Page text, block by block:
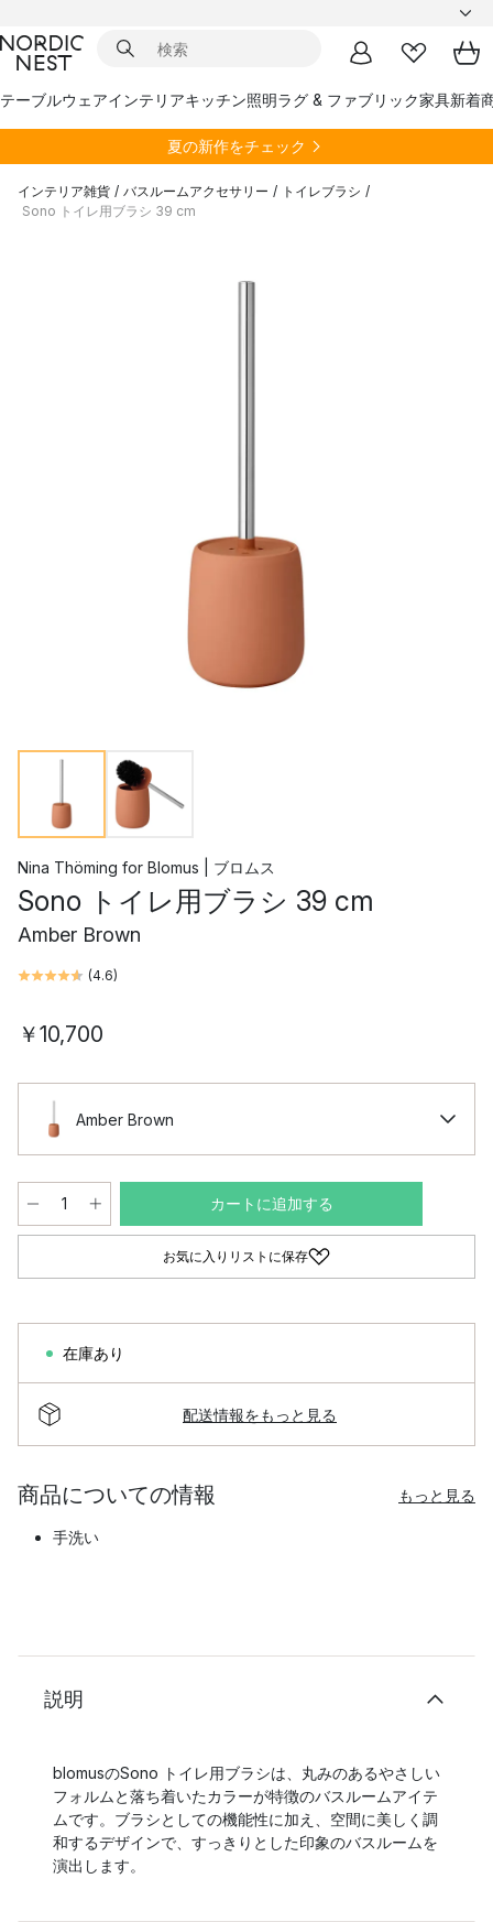
テーブルウェアインテリアキッチン照明ラグ & ファブリック家具新着
夏の新作をチェック
インテリア雑貨 / バスルームアクセサリー / トイレブラシ /
Sono トイレ用ブラシ 39 cm
Nina Thöming for Blomus | ブロムス
Sono トイレ用ブラシ 39 cm
Amber Brown
(4.6)
￥10,700
Amber Brown
カートに追加する
お気に入りリストに保存
在庫あり
配送情報をもっと見る
商品についての情報 もっと見る
手洗い
説明
blomusのSono トイレ用ブラシは、丸みのあるやさしい
フォルムと落ち着いたカラーが特徴のバスルームアイテ
ムです。ブラシとしての機能性に加え、空間に美しく調
和するデザインで、すっきりとした印象のバスルームを
演出します。